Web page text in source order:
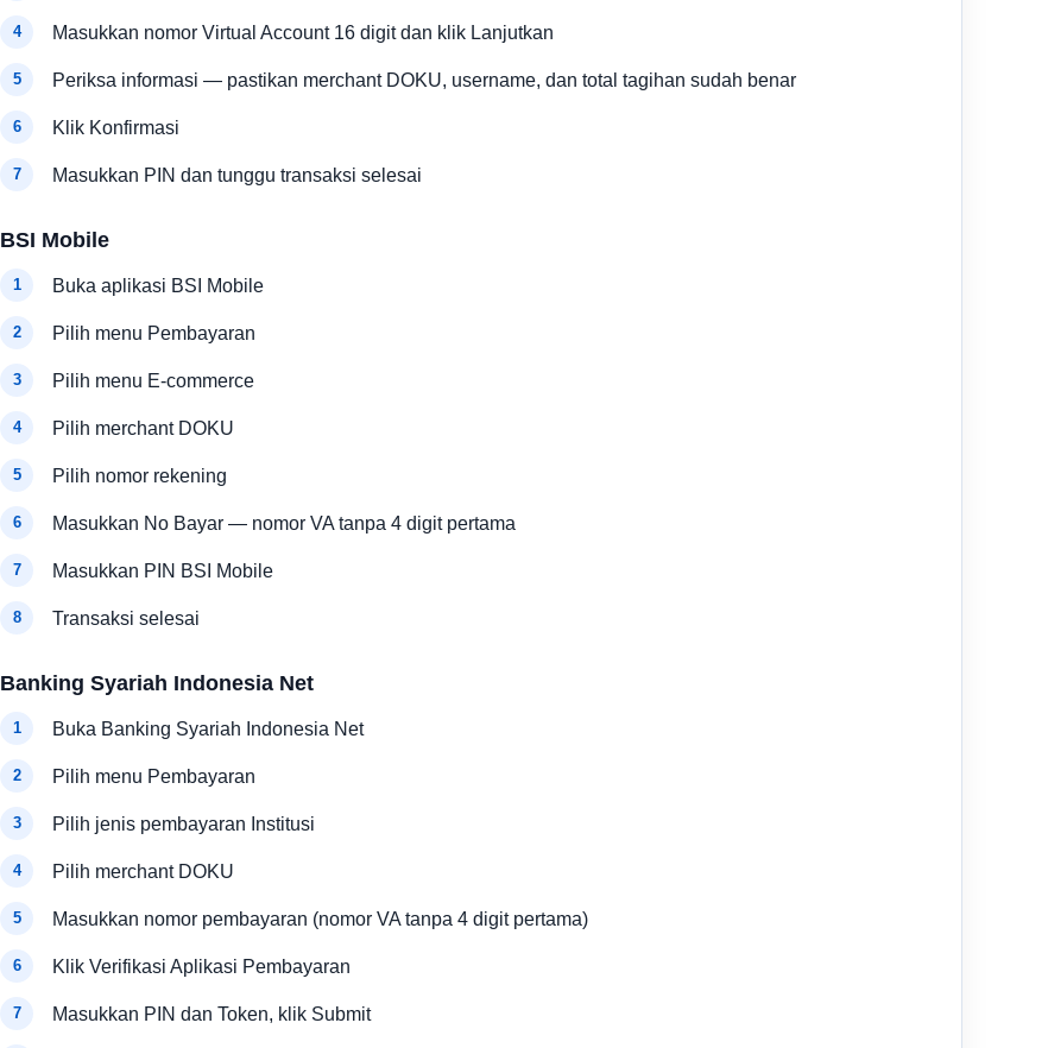
Masukkan nomor Virtual Account 16 digit dan klik Lanjutkan
Periksa informasi — pastikan merchant DOKU, username, dan total tagihan sudah benar
Klik Konfirmasi
Masukkan PIN dan tunggu transaksi selesai
BSI Mobile
Buka aplikasi BSI Mobile
Pilih menu Pembayaran
Pilih menu E-commerce
Pilih merchant DOKU
Pilih nomor rekening
Masukkan No Bayar — nomor VA tanpa 4 digit pertama
Masukkan PIN BSI Mobile
Transaksi selesai
Banking Syariah Indonesia Net
Buka Banking Syariah Indonesia Net
Pilih menu Pembayaran
Pilih jenis pembayaran Institusi
Pilih merchant DOKU
Masukkan nomor pembayaran (nomor VA tanpa 4 digit pertama)
Klik Verifikasi Aplikasi Pembayaran
Masukkan PIN dan Token, klik Submit